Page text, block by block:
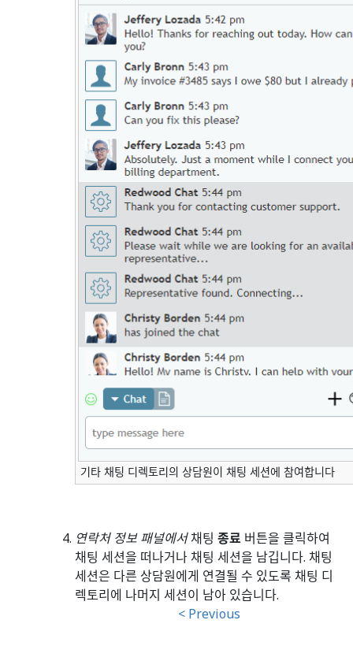
기타 채팅 디렉토리의 상담원이 채팅 세션에 참여합니다
연락처 정보 패널에서채팅종료 버튼을 클릭하여
채팅 세션을 떠나거나 채팅 세션을 남깁니다. 채팅
세션은 다른 상담원에게 연결될 수 있도록 채팅 디
렉토리에 나머지 세션이 남아 있습니다.
< Previous